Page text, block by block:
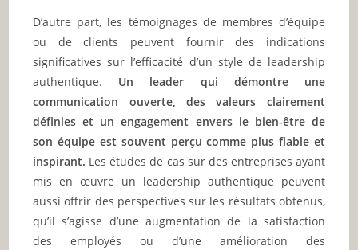
D’autre part, les témoignages de membres d’équipe
ou de clients peuvent fournir des indications
significatives sur l’efficacité d’un style de leadership
authentique. Un leader qui démontre une
communication ouverte, des valeurs clairement
définies et un engagement envers le bien-être de
son équipe est souvent perçu comme plus fiable et
inspirant. Les études de cas sur des entreprises ayant
mis en œuvre un leadership authentique peuvent
aussi offrir des perspectives sur les résultats obtenus,
qu’il s’agisse d’une augmentation de la satisfaction
des employés ou d’une amélioration des